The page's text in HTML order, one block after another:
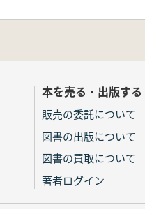
本を売る・出版する
販売の委託について
図書の出版について
図書の買取について
著者ログイン